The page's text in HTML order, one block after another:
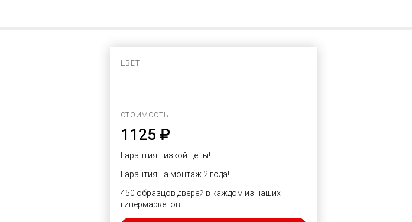
ЦВЕТ
СТОИМОСТЬ
1125
Гарантия низкой цены!
Гарантия на монтаж 2 года!
450 образцов дверей в каждом из наших
гипермаркетов